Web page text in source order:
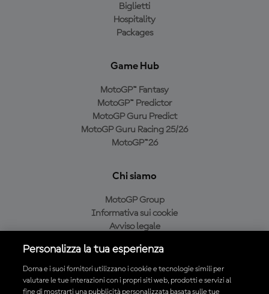
Biglietti
Hospitality
Packages
Game Hub
MotoGP™ Fantasy
MotoGP™ Predictor
MotoGP Guru Predict
MotoGP Guru Racing 25/26
MotoGP™26
Chi siamo
MotoGP Group
Informativa sui cookie
Avviso legale
Condizioni di acquisto
Personalizza la tua esperienza
Dorna e i suoi fornitori utilizzano i cookie e tecnologie simili per
valutare le tue interazioni con i propri siti web, prodotti e servizi al
fine di mostrarti una pubblicità personalizzata basata sulle tue